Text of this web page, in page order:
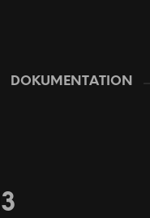
DOKUMENTATION